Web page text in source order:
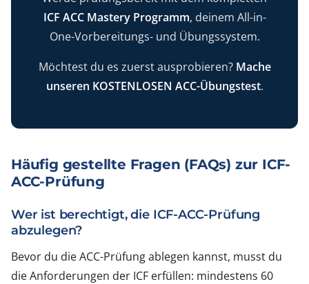
ICF ACC Mastery Programm, deinem All-in-
One-Vorbereitungs- und Übungssystem.
Möchtest du es zuerst ausprobieren? Mache
unseren KOSTENLOSEN ACC-Übungstest.
Häufig gestellte Fragen (FAQs) zur ICF-
ACC-Prüfung
Wer ist berechtigt, die ICF-ACC-Prüfung
abzulegen?
Bevor du die ACC-Prüfung ablegen kannst, musst du
die Anforderungen der ICF erfüllen: mindestens 60